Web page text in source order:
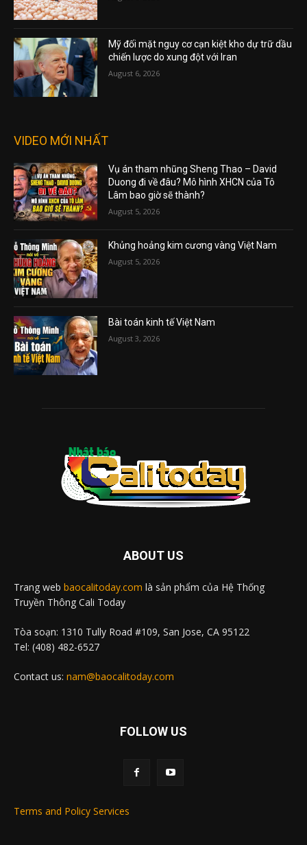
Mỹ đối mặt nguy cơ cạn kiệt kho dự trữ dầu
chiến lược do xung đột với Iran
August 6, 2026
VIDEO MỚI NHẤT
Vụ án tham nhũng Sheng Thao – David
Duong đi về đâu? Mô hình XHCN của Tô
Lâm bao giờ sẽ thành?
August 5, 2026
Khủng hoảng kim cương vàng Việt Nam
August 5, 2026
Bài toán kinh tế Việt Nam
August 3, 2026
ABOUT US
Trang web baocalitoday.com là sản phẩm của Hệ Thống
Truyền Thông Cali Today
Tòa soạn: 1310 Tully Road #109, San Jose, CA 95122
Tel: (408) 482-6527
Contact us: nam@baocalitoday.com
FOLLOW US
Terms and Policy Services